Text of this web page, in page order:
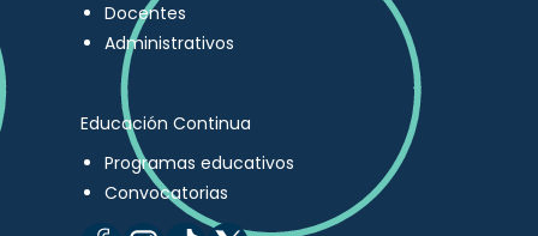
Docentes
Administrativos
Educación Continua
Programas educativos
Convocatorias